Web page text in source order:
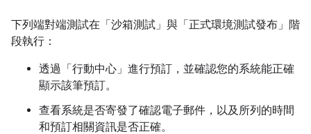
下列端對端測試在「沙箱測試」與「正式環境測試發布」階
段執行：
透過「行動中心」進行預訂，並確認您的系統能正確
顯示該筆預訂。
查看系統是否寄發了確認電子郵件，以及所列的時間
和預訂相關資訊是否正確。